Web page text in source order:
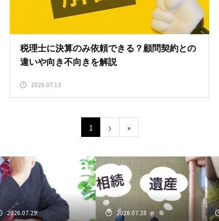
税理士に決算のみ依頼できる？顧問契約との
違いや向き不向きを解説
2026.07.13
1 »
2026.07.28 2026.07.27